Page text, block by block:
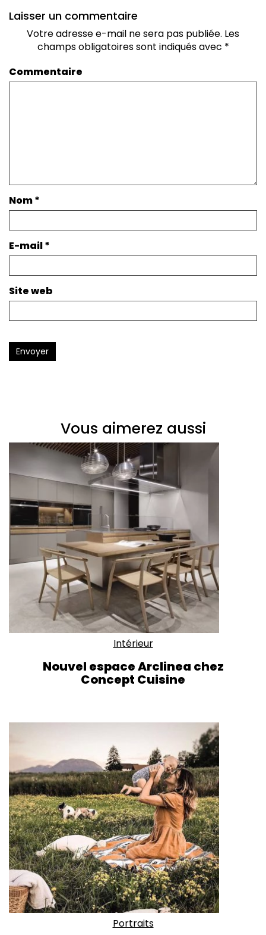
Laisser un commentaire
Votre adresse e-mail ne sera pas publiée. Les
champs obligatoires sont indiqués avec *
Commentaire
Nom*
E-mail*
Site web
Envoyer
Vous aimerez aussi
Intérieur
Nouvel espace Arclinea chez
Concept Cuisine
Portraits